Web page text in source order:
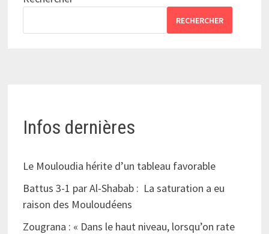
RECHERCHER
Infos dernières
Le Mouloudia hérite d’un tableau favorable
Battus 3-1 par Al-Shabab : La saturation a eu
raison des Mouloudéens
Zougrana : « Dans le haut niveau, lorsqu’on rate